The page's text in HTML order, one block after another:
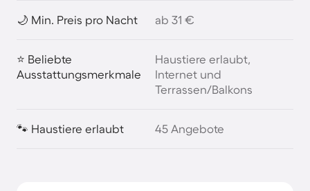
🌙 Min. Preis pro Nacht ab 31 €
⭐ Beliebte
Ausstattungsmerkmale
Haustiere erlaubt,
Internet und
Terrassen/Balkons
🐾 Haustiere erlaubt 45 Angebote